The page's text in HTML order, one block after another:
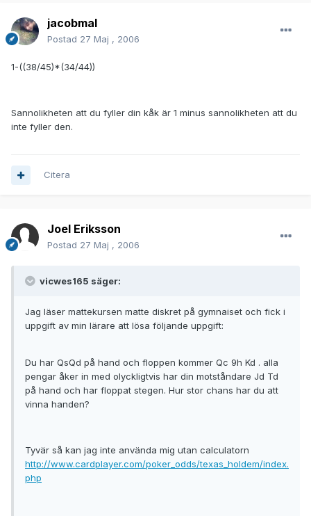
jacobmal
Postad 27 Maj , 2006
1-((38/45)*(34/44))
Sannolikheten att du fyller din kåk är 1 minus sannolikheten att du
inte fyller den.
Citera
Joel Eriksson
Postad 27 Maj , 2006
vicwes165 säger:
Jag läser mattekursen matte diskret på gymnaiset och fick i
uppgift av min lärare att lösa följande uppgift:
Du har QsQd på hand och floppen kommer Qc 9h Kd . alla
pengar åker in med olyckligtvis har din motståndare Jd Td
på hand och har floppat stegen. Hur stor chans har du att
vinna handen?
Tyvär så kan jag inte använda mig utan calculatorn
http://www.cardplayer.com/poker_odds/texas_holdem/index.
php